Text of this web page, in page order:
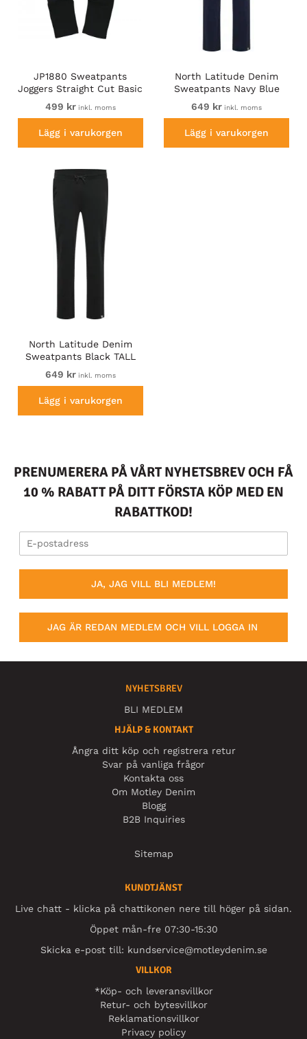
JP1880 Sweatpants
Joggers Straight Cut Basic
Fit Black TALL
499 krinkl. moms
Lägg i varukorgen
North Latitude Denim
Sweatpants Navy Blue
649 kr inkl. moms
Lägg i varukorgen
North Latitude Denim
Sweatpants Black TALL
649 krinkl. moms
Lägg i varukorgen
PRENUMERERA PÅ VÅRT NYHETSBREV OCH FÅ
10 % RABATT PÅ DITT FÖRSTA KÖP MED EN
RABATTKOD!
JA, JAG VILL BLI MEDLEM!
JAG ÄR REDAN MEDLEM OCH VILL LOGGA IN
NYHETSBREV
BLI MEDLEM
HJÄLP & KONTAKT
Ångra ditt köp och registrera retur
Svar på vanliga frågor
Kontakta oss
Om Motley Denim
Blogg
B2B Inquiries
Sitemap
KUNDTJÄNST
Live chatt - klicka på chattikonen nere till höger på sidan.
Öppet mån-fre 07:30-15:30
Skicka e-post till: kundservice@motleydenim.se
VILLKOR
*Köp- och leveransvillkor
Retur- och bytesvillkor
Reklamationsvillkor
Privacy policy